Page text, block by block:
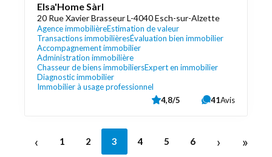
Elsa'Home Sàrl
20 Rue Xavier Brasseur L-4040 Esch-sur-Alzette
Agence immobilièreEstimation de valeur
Transactions immobilièresÉvaluation bien immobilier
Accompagnement immobilier
Administration immobilière
Chasseur de biens immobiliersExpert en immobilier
Diagnostic immobilier
Immobilier à usage professionnel
4,8/5 41Avis
‹ 1 2 3 4 5 6 › »